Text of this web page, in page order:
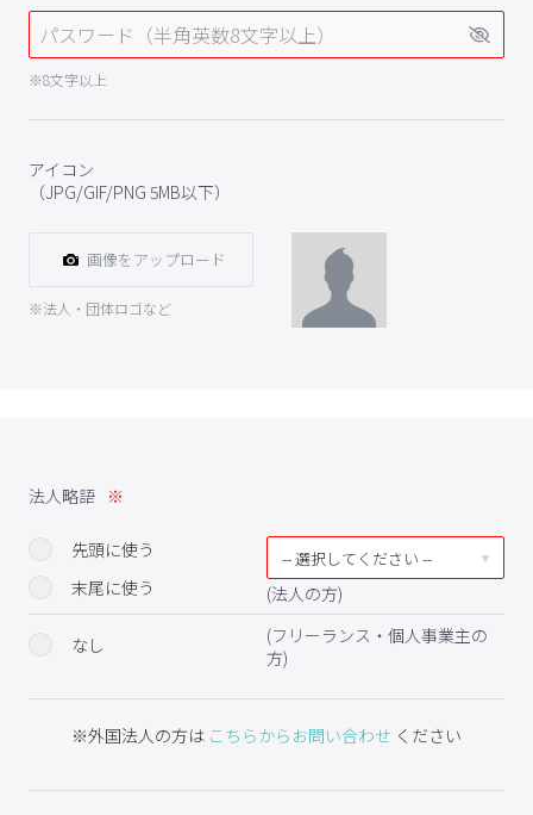
※8文字以上
アイコン
（JPG/GIF/PNG 5MB以下）
画像をアップロード
※法人・団体ロゴなど
法人略語
先頭に使う
末尾に使う
なし
(法人の方)
(フリーランス・個人事業主の
方)
※外国法人の方は こちらからお問い合わせ ください